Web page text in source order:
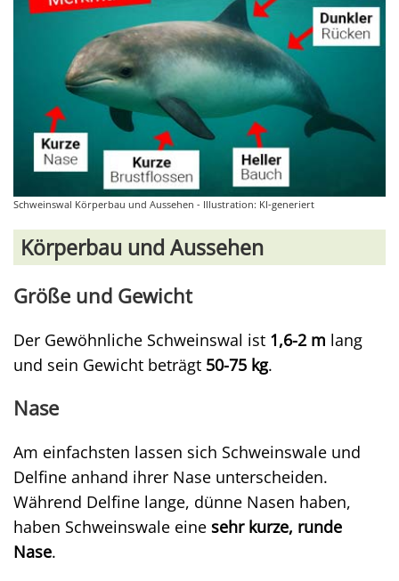
Schweinswal Körperbau und Aussehen - Illustration: KI-generiert
Körperbau und Aussehen
Größe und Gewicht
Der Gewöhnliche Schweinswal ist 1,6-2 m lang
und sein Gewicht beträgt 50-75 kg.
Nase
Am einfachsten lassen sich Schweinswale und
Delfine anhand ihrer Nase unterscheiden.
Während Delfine lange, dünne Nasen haben,
haben Schweinswale eine sehr kurze, runde
Nase.